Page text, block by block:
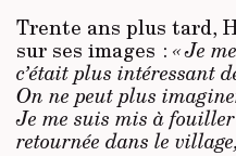
Trente ans plus tard,
sur ses images : « Je
c’était plus intéressant
On ne peut plus
Je me suis mis à
retournée dans le